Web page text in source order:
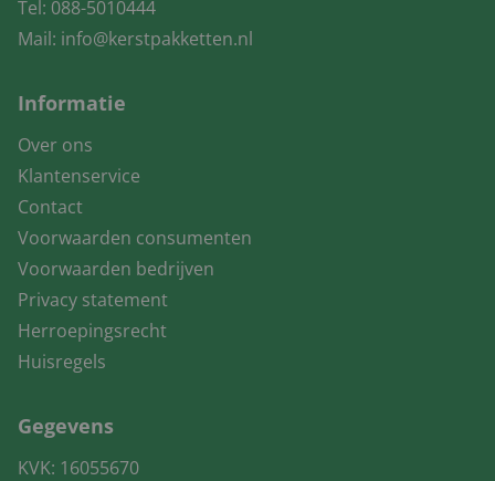
Tel: 088-5010444
Mail: info@kerstpakketten.nl
Informatie
Over ons
Klantenservice
Contact
Voorwaarden consumenten
Voorwaarden bedrijven
Privacy statement
Herroepingsrecht
Huisregels
Gegevens
KVK: 16055670